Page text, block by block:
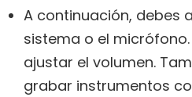
A continuación, debes
sistema o el
ajustar el volumen.
grabar instrumentos